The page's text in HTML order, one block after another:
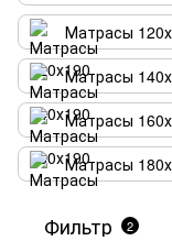
Матрасы
Матрасы
Матрасы
Матрасы
Фильтр 2